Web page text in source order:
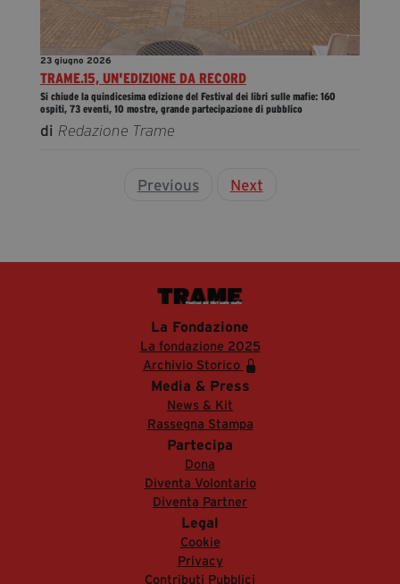
23 giugno 2026
TRAME.15, UN'EDIZIONE DA RECORD
Si chiude la quindicesima edizione del Festival dei libri sulle mafie: 160
ospiti, 73 eventi, 10 mostre, grande partecipazione di pubblico
di Redazione Trame
Previous Next
La Fondazione
La fondazione 2025
Archivio Storico
Media & Press
News & Kit
Rassegna Stampa
Partecipa
Dona
Diventa Volontario
Diventa Partner
Legal
Cookie
Privacy
Contributi Pubblici